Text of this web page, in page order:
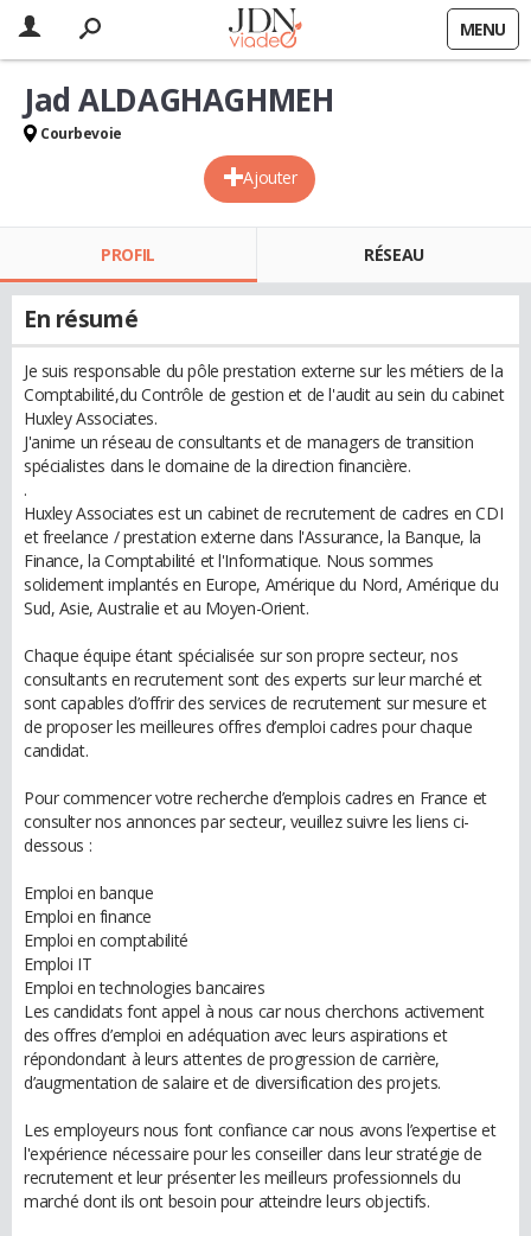
MENU
Ajouter
Jad ALDAGHAGHMEH
Courbevoie
PROFIL RÉSEAU
En résumé
Je suis responsable du pôle prestation externe sur les métiers de la
Comptabilité,du Contrôle de gestion et de l'audit au sein du cabinet
Huxley Associates.
J'anime un réseau de consultants et de managers de transition
spécialistes dans le domaine de la direction financière.
.
Huxley Associates est un cabinet de recrutement de cadres en CDI
et freelance / prestation externe dans l'Assurance, la Banque, la
Finance, la Comptabilité et l'Informatique. Nous sommes
solidement implantés en Europe, Amérique du Nord, Amérique du
Sud, Asie, Australie et au Moyen-Orient.
Chaque équipe étant spécialisée sur son propre secteur, nos
consultants en recrutement sont des experts sur leur marché et
sont capables d’offrir des services de recrutement sur mesure et
de proposer les meilleures offres d’emploi cadres pour chaque
candidat.
Pour commencer votre recherche d’emplois cadres en France et
consulter nos annonces par secteur, veuillez suivre les liens ci-
dessous :
Emploi en banque
Emploi en finance
Emploi en comptabilité
Emploi IT
Emploi en technologies bancaires
Les candidats font appel à nous car nous cherchons activement
des offres d’emploi en adéquation avec leurs aspirations et
répondondant à leurs attentes de progression de carrière,
d’augmentation de salaire et de diversification des projets.
Les employeurs nous font confiance car nous avons l’expertise et
l'expérience nécessaire pour les conseiller dans leur stratégie de
recrutement et leur présenter les meilleurs professionnels du
marché dont ils ont besoin pour atteindre leurs objectifs.